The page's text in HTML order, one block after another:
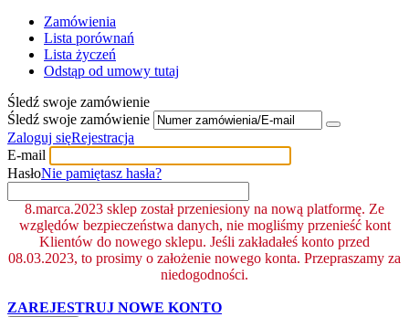
Zamówienia
Lista porównań
Lista życzeń
Odstąp od umowy tutaj
Śledź swoje zamówienie
Śledź swoje zamówienie
Zaloguj sięRejestracja
E-mail
HasłoNie pamiętasz hasła?
8.marca.2023 sklep został przeniesiony na nową platformę. Ze
względów bezpieczeństwa danych, nie mogliśmy przenieść kont
Klientów do nowego sklepu. Jeśli zakładałeś konto przed
08.03.2023, to prosimy o założenie nowego konta. Przepraszamy za
niedogodności.
ZAREJESTRUJ NOWE KONTO